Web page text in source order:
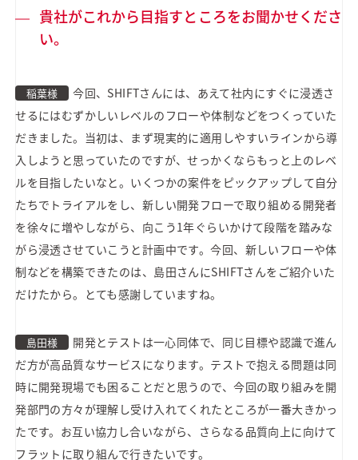
貴社がこれから目指すところをお聞かせくださ
い。
稲葉様
今回、SHIFTさんには、あえて社内にすぐに浸透さ
せるにはむずかしいレベルのフローや体制などをつくっていた
だきました。当初は、まず現実的に適用しやすいラインから導
入しようと思っていたのですが、せっかくならもっと上のレベ
ルを目指したいなと。いくつかの案件をピックアップして自分
たちでトライアルをし、新しい開発フローで取り組める開発者
を徐々に増やしながら、向こう1年ぐらいかけて段階を踏みな
がら浸透させていこうと計画中です。今回、新しいフローや体
制などを構築できたのは、島田さんにSHIFTさんをご紹介いた
だけたから。とても感謝していますね。
島田様
開発とテストは一心同体で、同じ目標や認識で進ん
だ方が高品質なサービスになります。テストで抱える問題は同
時に開発現場でも困ることだと思うので、今回の取り組みを開
発部門の方々が理解し受け入れてくれたところが一番大きかっ
たです。お互い協力し合いながら、さらなる品質向上に向けて
フラットに取り組んで行きたいです。